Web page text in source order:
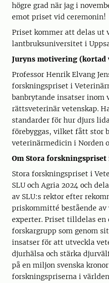
högre grad när jag i
emot priset vid ceremonin!
Priset kommer att delas ut
lantbruksuniversitet i
Juryns motivering (kortad
Professor Henrik Elvang
forskningspriset i
banbrytande insatser inom
rättsveterinär vetenskap.
standarder för hur djurs
förebyggas, vilket fått stor
veterinärmedicin i Norden
Om Stora
Stora forskningspriset i
SLU och Agria 2024 och
av SLU:s rektor efter
priskommitté bestående
experter. Priset tilldelas
forskargrupp som genom
insatser för att utveckla
djurhälsa och stärka
på en miljon svenska
forskningspriserna i